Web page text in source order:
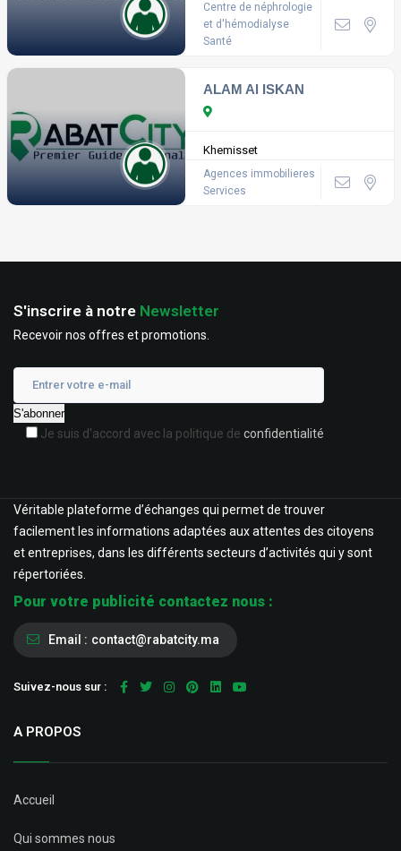
Centre de néphrologie
et d'hémodialyse
Santé
ALAM Al ISKAN
Khemisset
Agences immobilieres
Services
S'inscrire à notre Newsletter
Recevoir nos offres et promotions.
Je suis d'accord avec la politique de confidentialité
Véritable plateforme d’échanges qui permet de trouver
facilement les informations adaptées aux attentes des citoyens
et entreprises, dans les différents secteurs d’activités qui y sont
répertoriées.
Pour votre publicité contactez nous :
Email : contact@rabatcity.ma
Suivez-nous sur :
A PROPOS
Accueil
Qui sommes nous